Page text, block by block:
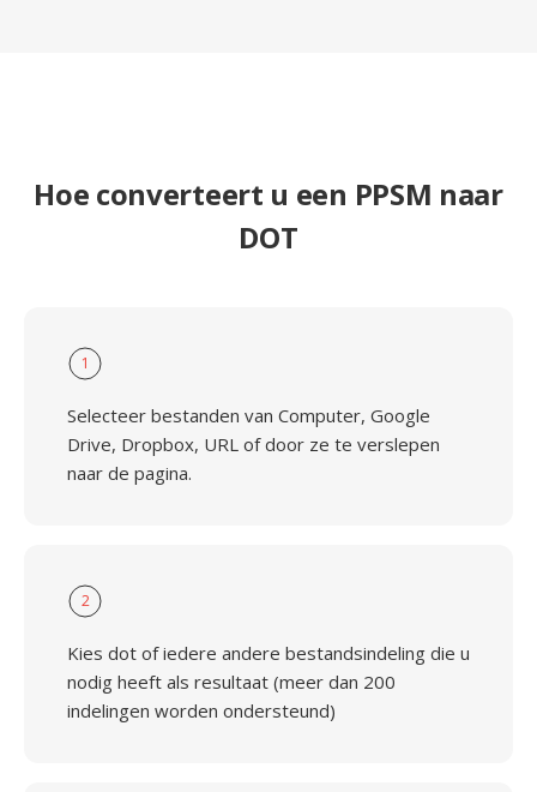
Hoe converteert u een PPSM naar
DOT
1
Selecteer bestanden van Computer, Google
Drive, Dropbox, URL of door ze te verslepen
naar de pagina.
2
Kies dot of iedere andere bestandsindeling die u
nodig heeft als resultaat (meer dan 200
indelingen worden ondersteund)